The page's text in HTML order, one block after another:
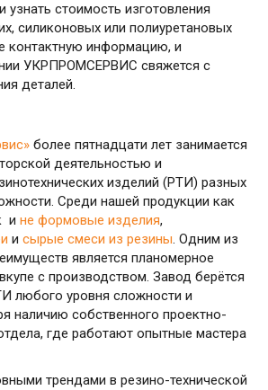
узнать стоимость изготовления
силиконовых или полиуретановых
контактную информацию, и
УКРПРОМСЕРВИС свяжется с
деталей.
более пятнадцати лет занимается
деятельностью и
изделий (РТИ) разных
Среди нашей продукции как
и не формовые изделия,
и сырые смеси из резины. Одним из
является планомерное
с производством. Завод берётся
любого уровня сложности и
наличию собственного проектно-
где работают опытные мастера
трендами в резино-технической